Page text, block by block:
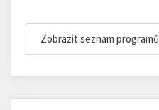
Zobrazit seznam programů